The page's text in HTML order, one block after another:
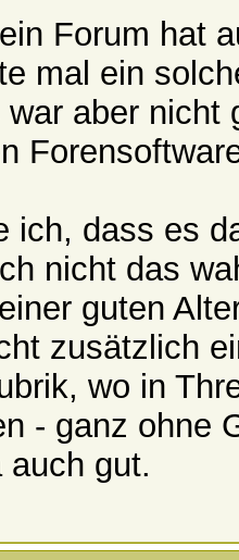
Forum hat
mal ein
aber
ich, dass es
nicht das
guten
zusätzlich
wo in
- ganz ohne
auch gut.